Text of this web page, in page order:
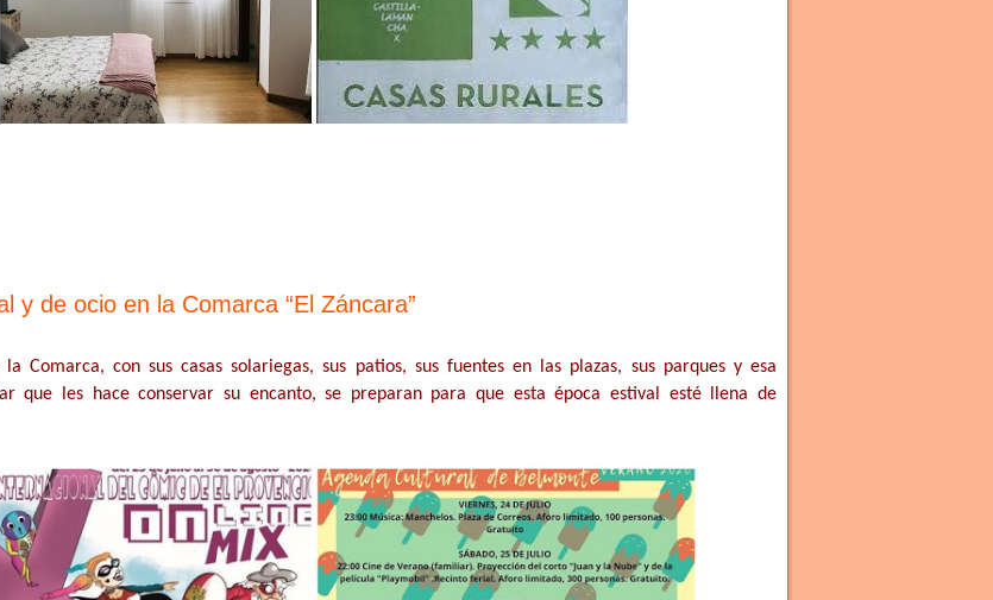
y de ocio en la Comarca “El Záncara”
Comarca, con sus casas solariegas, sus patios, sus fuentes en las plazas, sus parques y esa
que les hace conservar su encanto, se preparan para que esta época estival esté llena de